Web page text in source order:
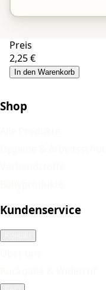
Preis
2,25 €
In den Warenkorb
Shop
Kundenservice